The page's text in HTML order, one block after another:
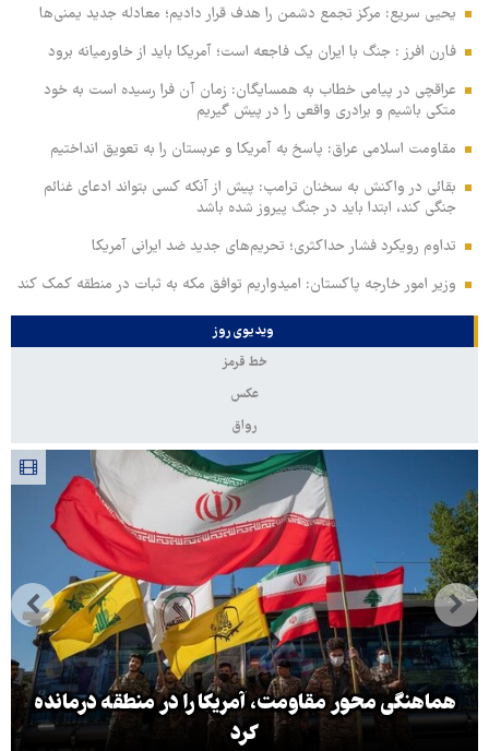
یحیی سریع: مرکز تجمع دشمن را هدف قرار دادیم؛ معادله جدید یمنی‌ها
فارن افرز : جنگ با ایران یک فاجعه است؛ آمریکا باید از خاورمیانه برود
عراقچی در پیامی خطاب به همسایگان: زمان آن فرا رسیده است به خود
متکی باشیم و برادری واقعی را در پیش گیریم
مقاومت اسلامی عراق: پاسخ به آمریکا و عربستان را به تعویق انداختیم
بقائی در واکنش به سخنان ترامپ: پیش از آنکه کسی بتواند ادعای غنائم
جنگی کند، ابتدا باید در جنگ پیروز شده باشد
تداوم رویکرد فشار حداکثری؛ تحریم‌های جدید ضد ایرانی آمریکا
وزیر امور خارجه پاکستان: امیدواریم توافق مکه به ثبات در منطقه کمک کند
ویدیوی روز
خط قرمز
عکس
رواق
هماهنگی محور مقاومت، آمریکا را در منطقه درمانده
کرد